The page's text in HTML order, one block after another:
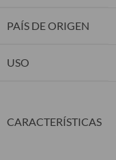
PAÍS DE ORIGEN
USO
CARACTERÍSTICAS